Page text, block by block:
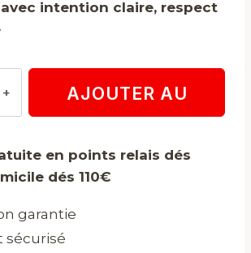
intention claire, respect
AJOUTER AU
en points relais dés
dés 110€
garantie
sécurisé